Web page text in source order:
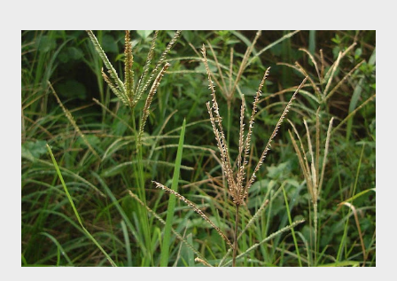
cá. Hoa nở về mùa hạ vào các tháng 5-8. (Hình dưới).